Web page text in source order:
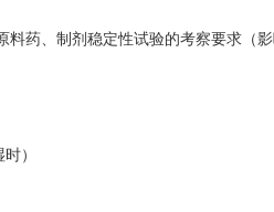
药、制剂稳定性试验的考察要求（
）